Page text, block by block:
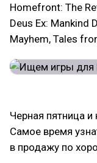
Homefront: The
Deus Ex: Mankind
Mayhem, Tales
Черная пятница и
Самое время
в продажу по